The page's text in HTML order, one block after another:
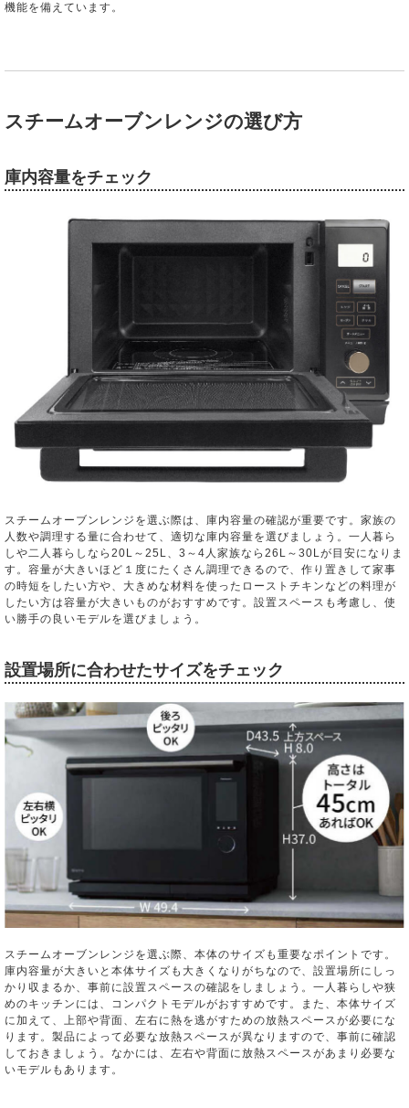
機能を備えています。
スチームオーブンレンジの選び方
庫内容量をチェック
スチームオーブンレンジを選ぶ際は、庫内容量の確認が重要です。家族の
人数や調理する量に合わせて、適切な庫内容量を選びましょう。一人暮ら
しや二人暮らしなら20L～25L、3～4人家族なら26L～30Lが目安になりま
す。容量が大きいほど１度にたくさん調理できるので、作り置きして家事
の時短をしたい方や、大きめな材料を使ったローストチキンなどの料理が
したい方は容量が大きいものがおすすめです。設置スペースも考慮し、使
い勝手の良いモデルを選びましょう。
設置場所に合わせたサイズをチェック
スチームオーブンレンジを選ぶ際、本体のサイズも重要なポイントです。
庫内容量が大きいと本体サイズも大きくなりがちなので、設置場所にしっ
かり収まるか、事前に設置スペースの確認をしましょう。一人暮らしや狭
めのキッチンには、コンパクトモデルがおすすめです。また、本体サイズ
に加えて、上部や背面、左右に熱を逃がすための放熱スペースが必要にな
ります。製品によって必要な放熱スペースが異なりますので、事前に確認
しておきましょう。なかには、左右や背面に放熱スペースがあまり必要な
いモデルもあります。